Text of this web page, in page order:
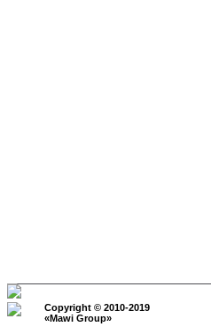
Copyright © 2010-2019
«Mawi Group»